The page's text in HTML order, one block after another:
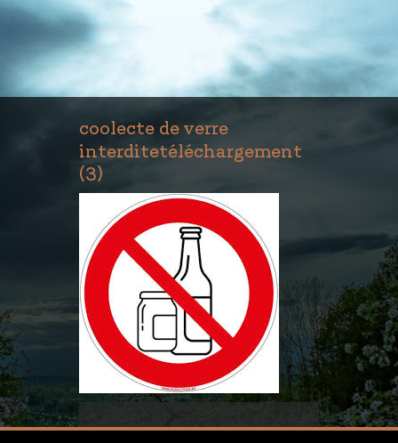
coolecte de verre
interditetéléchargement
(3)